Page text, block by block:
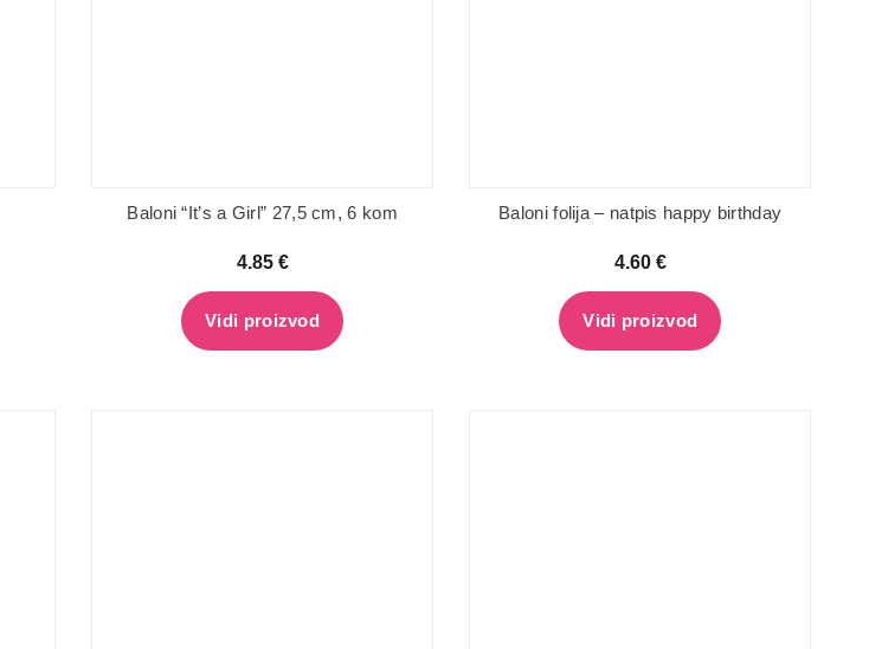
Baloni “It’s a Girl” 27,5 cm, 6 kom
4.85 €
Vidi proizvod
Baloni folija – natpis happy birthday
4.60 €
Vidi proizvod